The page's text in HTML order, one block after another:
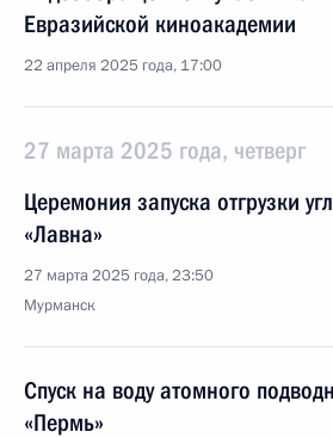
Евразийской киноакадемии
22 апреля 2025 года, 17:00
27 марта 2025 года, четверг
Церемония запуска отгрузки
«Лавна»
27 марта 2025 года, 23:50
Мурманск
Спуск на воду атомного
«Пермь»